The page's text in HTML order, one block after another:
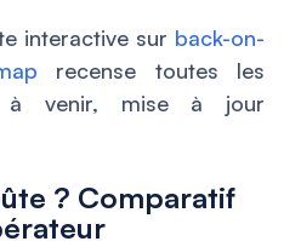
interactive sur back-on-
recense toutes les
à venir, mise à jour
? Comparatif